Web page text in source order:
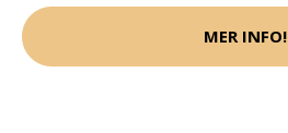
MER INFO!